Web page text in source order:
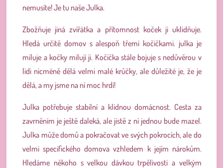
nemusíte! Je tu naše Julka.
Zbožňuje jiná zvířátka a přítomnost koček ji uklidňuje.
Hledá určitě domov s alespoň třemi kočičkami. julka je
miluje a kočky milují ji. Kočička stále bojuje s nedůvěrou v
lidi nicméně dělá velmi malé krůčky, ale důležité je, že je
dělá, a my jsme na ní moc hrdí!
Julka potřebuje stabilní a klidnou domácnost. Cesta za
zavrněním je ještě daleká, ale jistě z ní jednou bude mazel.
Julka může domů a pokračovat ve svých pokrocích, ale do
velmi specifického domova vzhledem k jejím nárokům.
Hledáme někoho s velkou dávkou trpělivosti a velkým